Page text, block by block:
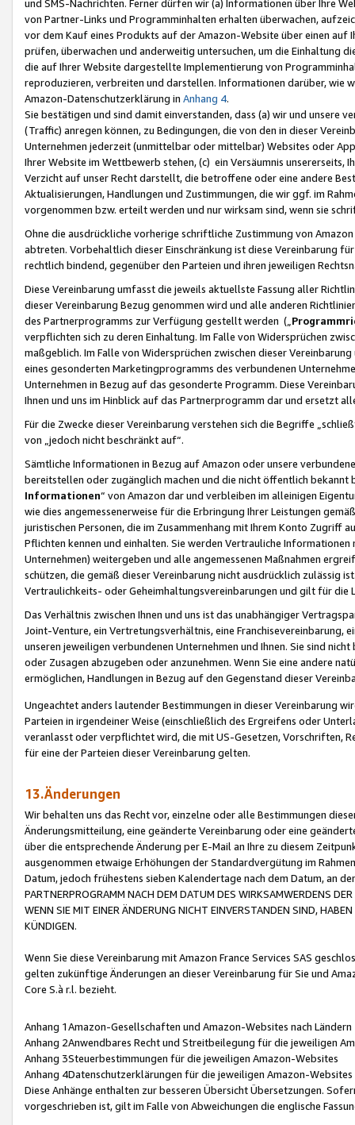
und SMS-Nachrichten. Ferner dürfen wir (a) Informationen über Ihre
von Partner-Links und Programminhalten erhalten überwachen,
vor dem Kauf eines Produkts auf der Amazon-Website über einen
prüfen, überwachen und anderweitig untersuchen, um die Einhaltung
die auf Ihrer Website dargestellte Implementierung von
reproduzieren, verbreiten und darstellen. Informationen darüber, wie
Amazon-Datenschutzerklärung in Anhang 4.
Sie bestätigen und sind damit einverstanden, dass (a) wir und
(Traffic) anregen können, zu Bedingungen, die von den in dieser
Unternehmen jederzeit (unmittelbar oder mittelbar) Websites oder
Ihrer Website im Wettbewerb stehen, (c) ein Versäumnis unsererseits,
Verzicht auf unser Recht darstellt, die betroffene oder eine andere
Aktualisierungen, Handlungen und Zustimmungen, die wir ggf. im
vorgenommen bzw. erteilt werden und nur wirksam sind, wenn sie
Ohne die ausdrückliche vorherige schriftliche Zustimmung von
abtreten. Vorbehaltlich dieser Einschränkung ist diese Vereinbarung
rechtlich bindend, gegenüber den Parteien und ihren jeweiligen
Diese Vereinbarung umfasst die jeweils aktuellste Fassung aller
dieser Vereinbarung Bezug genommen wird und alle anderen
des Partnerprogramms zur Verfügung gestellt werden („
verpflichten sich zu deren Einhaltung. Im Falle von Widersprüchen
maßgeblich. Im Falle von Widersprüchen zwischen dieser
eines gesonderten Marketingprogramms des verbundenen
Unternehmen in Bezug auf das gesonderte Programm. Diese
Ihnen und uns im Hinblick auf das Partnerprogramm dar und ersetzt
Für die Zwecke dieser Vereinbarung verstehen sich die Begriffe
von „jedoch nicht beschränkt auf“.
Sämtliche Informationen in Bezug auf Amazon oder unsere
bereitstellen oder zugänglich machen und die nicht öffentlich
Informationen“ von Amazon dar und verbleiben im alleinigen
wie dies angemessenerweise für die Erbringung Ihrer Leistungen
juristischen Personen, die im Zusammenhang mit Ihrem Konto
Pflichten kennen und einhalten. Sie werden Vertrauliche
Unternehmen) weitergeben und alle angemessenen Maßnahmen
schützen, die gemäß dieser Vereinbarung nicht ausdrücklich zulässig
Vertraulichkeits- oder Geheimhaltungsvereinbarungen und gilt für die
Das Verhältnis zwischen Ihnen und uns ist das unabhängiger
Joint-Venture, ein Vertretungsverhältnis, eine Franchisevereinbarung,
unseren jeweiligen verbundenen Unternehmen und Ihnen. Sie sind
oder Zusagen abzugeben oder anzunehmen. Wenn Sie eine andere
ermöglichen, Handlungen in Bezug auf den Gegenstand dieser
Ungeachtet anders lautender Bestimmungen in dieser Vereinbarung
Parteien in irgendeiner Weise (einschließlich des Ergreifens oder
veranlasst oder verpflichtet wird, die mit US-Gesetzen, Vorschriften,
für eine der Parteien dieser Vereinbarung gelten.
13.Änderungen
Wir behalten uns das Recht vor, einzelne oder alle Bestimmungen
Änderungsmitteilung, eine geänderte Vereinbarung oder eine
über die entsprechende Änderung per E-Mail an Ihre zu diesem
ausgenommen etwaige Erhöhungen der Standardvergütung im
Datum, jedoch frühestens sieben Kalendertage nach dem Datum, an
PARTNERPROGRAMM NACH DEM DATUM DES WIRKSAMWERDENS
WENN SIE MIT EINER ÄNDERUNG NICHT EINVERSTANDEN SIND,
KÜNDIGEN.
Wenn Sie diese Vereinbarung mit Amazon France Services SAS
gelten zukünftige Änderungen an dieser Vereinbarung für Sie und
Core S.à r.l. bezieht.
Anhang 1Amazon-Gesellschaften und Amazon-Websites nach Ländern
Anhang 2Anwendbares Recht und Streitbeilegung für die jeweiligen
Anhang 3Steuerbestimmungen für die jeweiligen Amazon-Websites
Anhang 4Datenschutzerklärungen für die jeweiligen Amazon-Websites
Diese Anhänge enthalten zur besseren Übersicht Übersetzungen.
vorgeschrieben ist, gilt im Falle von Abweichungen die englische